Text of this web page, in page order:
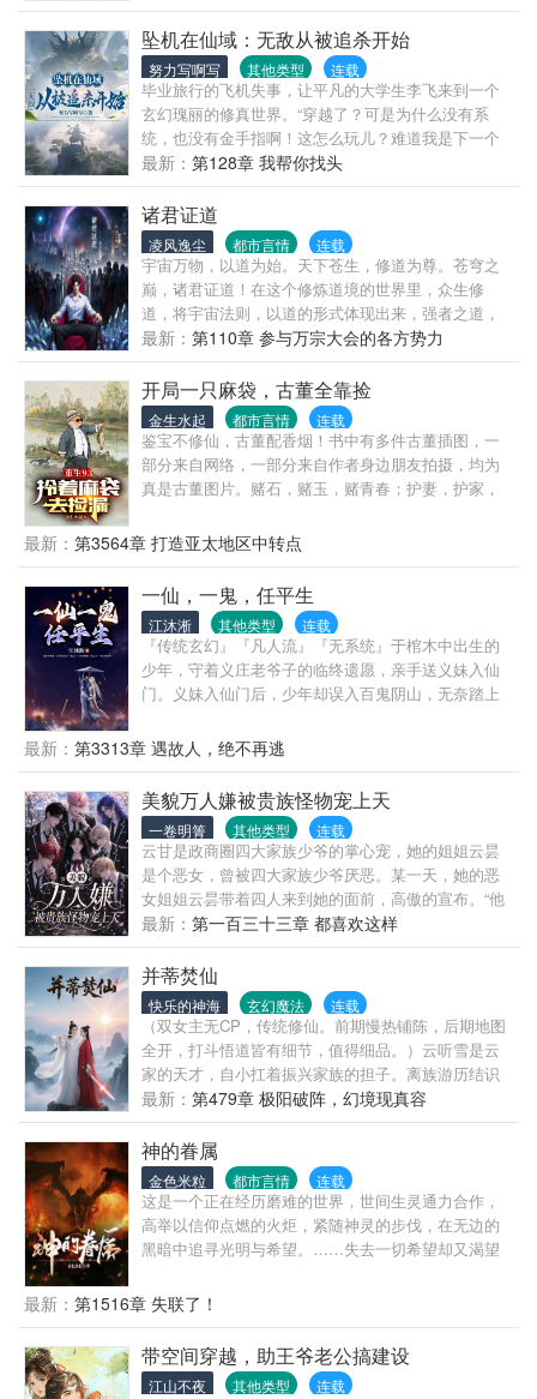
坠机在仙域：无敌从被追杀开始
努力写啊写 其他类型 连载
毕业旅行的飞机失事，让平凡的大学生李飞来到一个
玄幻瑰丽的修真世界。“穿越了？可是为什么没有系
统，也没有金手指啊！这怎么玩儿？难道我是下一个
韩立？”。“不要啊，老天爷，凡人修仙真的好苦
啊。”。一边是险象环生的修仙之路，一边是迷雾重重
的来历之谜，李飞真的可以登顶，找出真相吗？
最新： 第128章 我帮你找头
诸君证道
凌风逸尘 都市言情 连载
宇宙万物，以道为始。天下苍生，修道为尊。苍穹之
巅，诸君证道！在这个修炼道境的世界里，众生修
道，将宇宙法则，以道的形式体现出来，强者之道，
需心中有道！方可证道。
最新： 第110章 参与万宗大会的各方势力
开局一只麻袋，古董全靠捡
金生水起 都市言情 连载
鉴宝不修仙，古董配香烟！书中有多件古董插图，一
部分来自网络，一部分来自作者身边朋友拍摄，均为
真是古董图片。赌石，赌玉，赌青春；护妻，护家，
说这是华夏馆，里面的东西呢？”1993年，陈阳一手插
兜，一手拎着麻袋，“宝贝们，我来了，都到我的麻袋
里来吧！”
最新： 第3564章 打造亚太地区中转点
一仙，一鬼，任平生
江沐淅 其他类型 连载
『传统玄幻』『凡人流』『无系统』于棺木中出生的
少年，守着义庄老爷子的临终遗愿，亲手送义妹入仙
门。义妹入仙门后，少年却误入百鬼阴山，无奈踏上
横劈仙宗仙师的鬼道修士，开启了他传奇的修仙之
路.....
最新： 第3313章 遇故人，绝不再逃
美貌万人嫌被贵族怪物宠上天
一卷明箐 其他类型 连载
云甘是政商圈四大家族少爷的掌心宠，她的姐姐云昙
是个恶女，曾被四大家族少爷厌恶。某一天，她的恶
女姐姐云昙带着四人来到她的面前，高傲的宣布。“他
们四个已经被我驯服了，是我的人了，好妹妹，我们
该换一换位置了。”从此，云甘成为了万人嫌。四大家
族的少爷包容着云昙尽情欺负她。直到云甘被一所神
秘的贵族学院选中，成为了交换生。再出现时，她的
身后跟了六个怎么也甩不掉的顶级男人，他们一个个
咬牙切齿的控诉质问。黎聿：“为什么躲着我们？”勒
司：“我们不逼你做出选择了还不成？”弥偶：“你说过
不会丢下我的人偶的。”齐雾：“始乱终弃的坏女
人。”白菌：“你不喜欢我，我也不会杀你，你理理我
吧。”容织：“.......想你。”曾经的四大家族的少爷逐渐
后悔了，纷纷找上门求原谅。而她的姐姐云昙也嫉妒
得要命，想尽办法转学过来，只为再抢走那六个男
人。云甘冷眼看着她走入深渊，因为她们进入的是贵
族怪物的监狱，那六个男人根本不是人。
最新： 第一百三十三章 都喜欢这样
并蒂焚仙
快乐的神海 玄幻魔法 连载
（双女主无CP，传统修仙。前期慢热铺陈，后期地图
全开，打斗悟道皆有细节，值得细品。）云听雪是云
家的天才，自小扛着振兴家族的担子。离族游历结识
苏清晏，两人结伴闯秘境、探万妖森林，却不知何时
惹上了敌国，被追得慌不择路闯焚天谷。谷中偶得秘
闻：十五万年前的上古大战，给大陆留下了无数隐
患，而她们已被卷进这场跨万年的阴谋。追杀紧逼，
一场死战撞开空间裂缝，万年前的惨烈透过裂缝直刺
人心。云听雪方知需拼命变强，可苏清晏姑姑被掳，
她们只能先闯敌国腹地救人。逃命中误入枯木林，才
惊觉那场古战，竟与她自身有着千丝万缕的联系。沉
入，大夏国死伤惨重，苏清晏也重伤濒死。云听雪别
迹。前路遍布凶险，她却只能握紧剑，一步步往前
闯。
最新： 第479章 极阳破阵，幻境现真容
神的眷属
金色米粒 都市言情 连载
这是一个正在经历磨难的世界，世间生灵通力合作，
高举以信仰点燃的火炬，紧随神灵的步伐，在无边的
黑暗中追寻光明与希望。……失去一切希望却又渴望
怜。陌生的存在被吵醒，向他投下视线。“好吵……想
要力量……你愿意用什么来换？”……教室里，将自己
包成粽子的精灵，独自坐在角落里。野蛮的矮人少
女，一边挥舞着手中的合金权杖，一边滔滔不绝的向
同桌说着什么。面容精致，带着异族风情的少女，面
最新： 第1516章 失联了！
带空间穿越，助王爷老公搞建设
江山不夜 其他类型 连载